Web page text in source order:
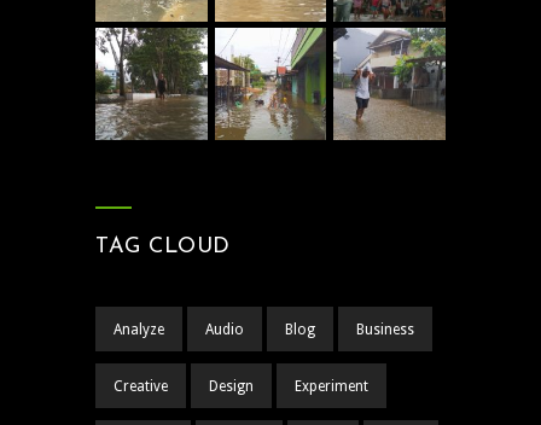
TAG CLOUD
Analyze Audio Blog Business
Creative Design Experiment